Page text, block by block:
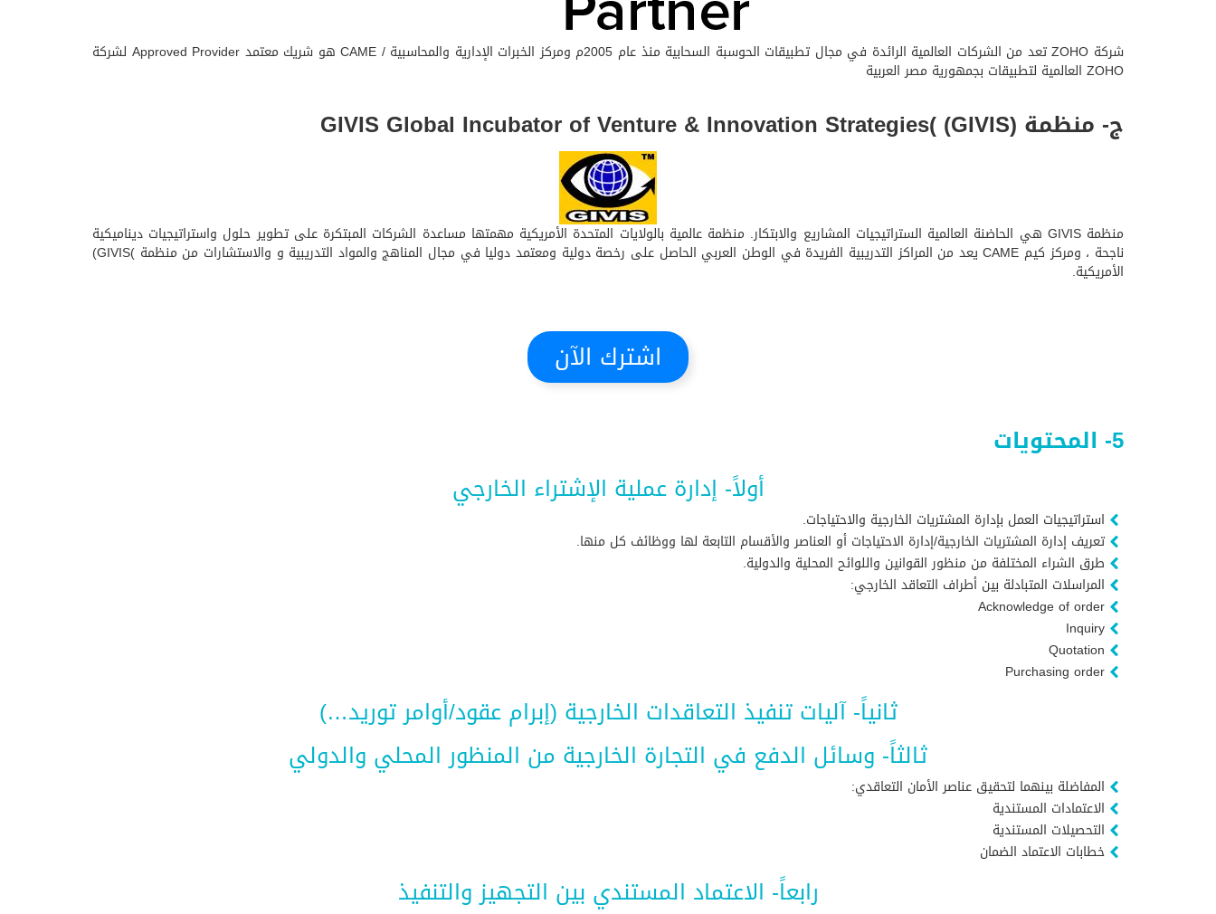
شركة ZOHO تعد من الشركات العالمية الرائدة في مجال تطبيقات الحوسبة السحابية منذ عام 2005م ومركز الخبرات الإدارية والمحاسبية / CAME هو شريك معتمد Approved Provider لشركة
ZOHO العالمية لتطبيقات بجمهورية مصر العربية
ج- منظمة GIVIS Global Incubator of Venture & Innovation Strategies( (GIVIS)
منظمة GIVIS هي الحاضنة العالمية الستراتيجيات المشاريع والابتكار. منظمة عالمية بالولايات المتحدة الأمريكية مهمتها مساعدة الشركات المبتكرة على تطوير حلول واستراتيجيات ديناميكية
ناجحة ، ومركز كيم CAME يعد من المراكز التدريبية الفريدة في الوطن العربي الحاصل على رخصة دولية ومعتمد دوليا في مجال المناهج والمواد التدريبية و والاستشارات من منظمة )GIVIS)
الأمريكية.
اشترك الآن
5- المحتويات
أولاً- إدارة عملية الإشتراء الخارجي
استراتيجيات العمل بإدارة المشتريات الخارجية والاحتياجات.
تعريف إدارة المشتريات الخارجية/إدارة الاحتياجات أو العناصر والأقسام التابعة لها ووظائف كل منها.
طرق الشراء المختلفة من منظور القوانين واللوائح المحلية والدولية.
المراسلات المتبادلة بين أطراف التعاقد الخارجي:
Acknowledge of order
Inquiry
Quotation
Purchasing order
ثانياً- آليات تنفيذ التعاقدات الخارجية (إبرام عقود/أوامر توريد…)
ثالثاً- وسائل الدفع في التجارة الخارجية من المنظور المحلي والدولي
المفاضلة بينهما لتحقيق عناصر الأمان التعاقدي:
الاعتمادات المستندية
التحصيلات المستندية
خطابات الاعتماد الضمان
رابعاً- الاعتماد المستندي بين التجهيز والتنفيذ